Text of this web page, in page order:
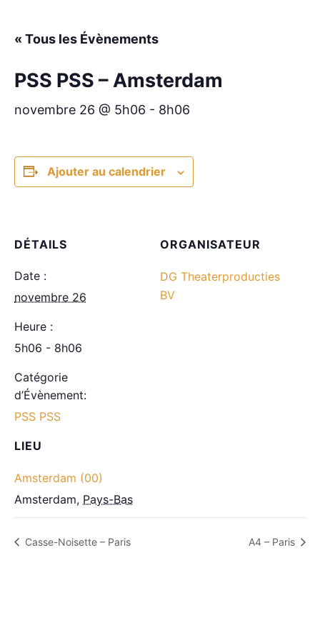
« Tous les Évènements
PSS PSS – Amsterdam
novembre 26 @ 5h06 - 8h06
Ajouter au calendrier
DÉTAILS
Date :
novembre 26
Heure :
5h06 - 8h06
Catégorie
d’Évènement:
PSS PSS
LIEU
Amsterdam (00)
Amsterdam, Pays-Bas
ORGANISATEUR
DG Theaterproducties
BV
Casse-Noisette – Paris A4 – Paris